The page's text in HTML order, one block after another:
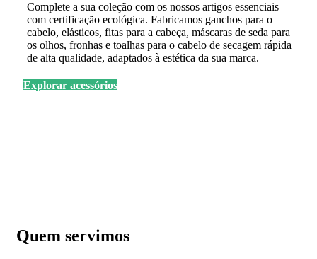
Complete a sua coleção com os nossos artigos essenciais
com certificação ecológica. Fabricamos ganchos para o
cabelo, elásticos, fitas para a cabeça, máscaras de seda para
os olhos, fronhas e toalhas para o cabelo de secagem rápida
de alta qualidade, adaptados à estética da sua marca.
Explorar acessórios
Quem servimos